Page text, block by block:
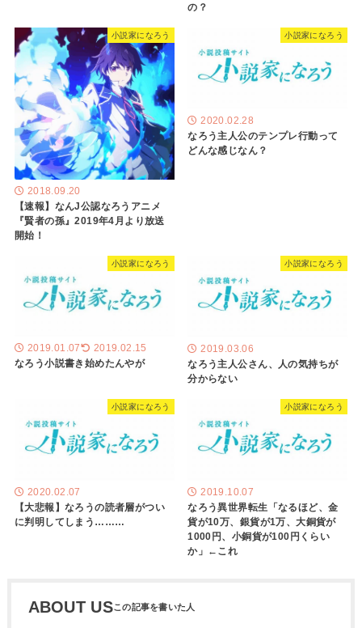
の？
小説家になろう
2018.09.20
【速報】なんJ公認なろうアニメ
『賢者の孫』2019年4月より放送
開始！
小説家になろう
2020.02.28
なろう主人公のテンプレ行動って
どんな感じなん？
小説家になろう
2019.01.07 2019.02.15
なろう小説書き始めたんやが
小説家になろう
2019.03.06
なろう主人公さん、人の気持ちが
分からない
小説家になろう
2020.02.07
【大悲報】なろうの読者層がつい
に判明してしまう………
小説家になろう
2019.10.07
なろう異世界転生「なるほど、金
貨が10万、銀貨が1万、大銅貨が
1000円、小銅貨が100円くらい
か」←これ
ABOUT US